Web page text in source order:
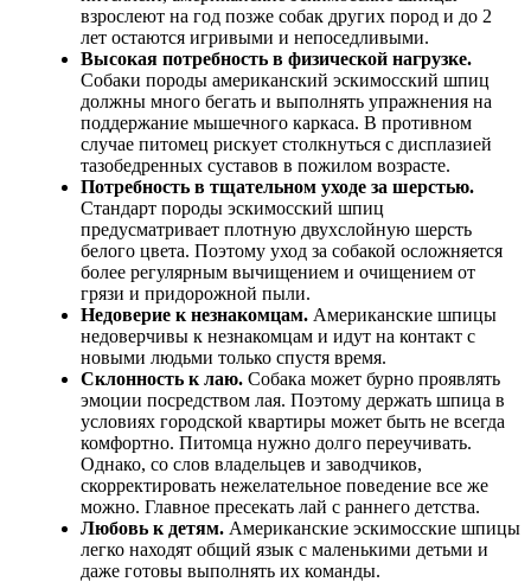
взрослеют на год позже собак других пород и до 2
лет остаются игривыми и непоседливыми.
Высокая потребность в физической нагрузке.
Собаки породы американский эскимосский шпиц
должны много бегать и выполнять упражнения на
поддержание мышечного каркаса. В противном
случае питомец рискует столкнуться с дисплазией
тазобедренных суставов в пожилом возрасте.
Потребность в тщательном уходе за шерстью.
Стандарт породы эскимосский шпиц
предусматривает плотную двухслойную шерсть
белого цвета. Поэтому уход за собакой осложняется
более регулярным вычищением и очищением от
грязи и придорожной пыли.
Недоверие к незнакомцам. Американские шпицы
недоверчивы к незнакомцам и идут на контакт с
новыми людьми только спустя время.
Склонность к лаю. Собака может бурно проявлять
эмоции посредством лая. Поэтому держать шпица в
условиях городской квартиры может быть не всегда
комфортно. Питомца нужно долго переучивать.
Однако, со слов владельцев и заводчиков,
скорректировать нежелательное поведение все же
можно. Главное пресекать лай с раннего детства.
Любовь к детям. Американские эскимосские шпицы
легко находят общий язык с маленькими детьми и
даже готовы выполнять их команды.